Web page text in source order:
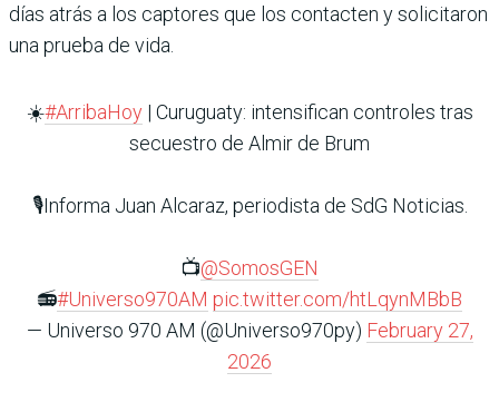
días atrás a los captores que los contacten y solicitaron
una prueba de vida.
☀️#ArribaHoy| Curuguaty: intensifican controles tras
secuestro de Almir de Brum
🎙️Informa Juan Alcaraz, periodista de SdG Noticias.
📺@SomosGEN
📻#Universo970AM pic.twitter.com/htLqynMBbB
— Universo 970 AM (@Universo970py) February 27,
2026